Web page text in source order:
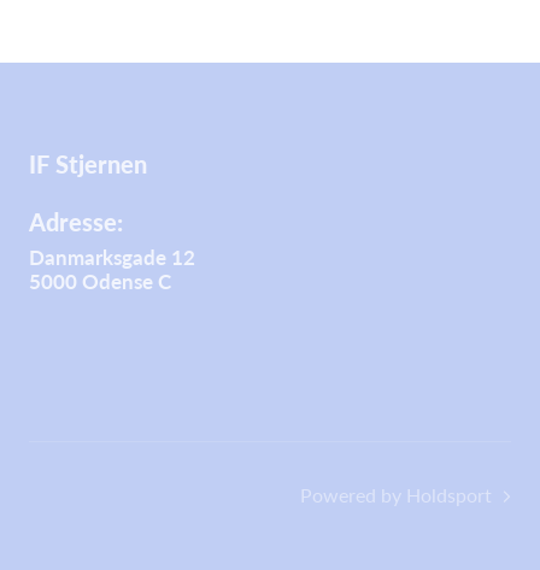
IF Stjernen
Adresse:
Danmarksgade 12
5000 Odense C
Powered by Holdsport